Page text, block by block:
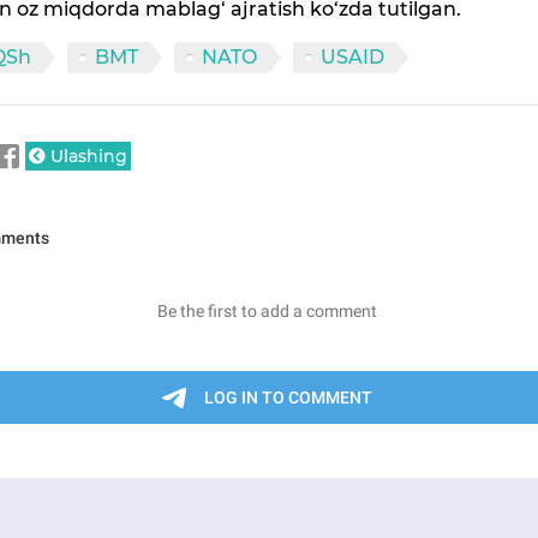
oz miqdorda mablag‘ ajratish ko‘zda tutilgan.
BMT NATO USAID
Ulashing